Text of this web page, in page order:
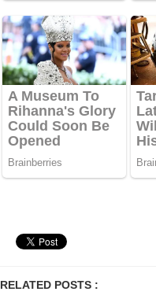
RELATED POSTS :